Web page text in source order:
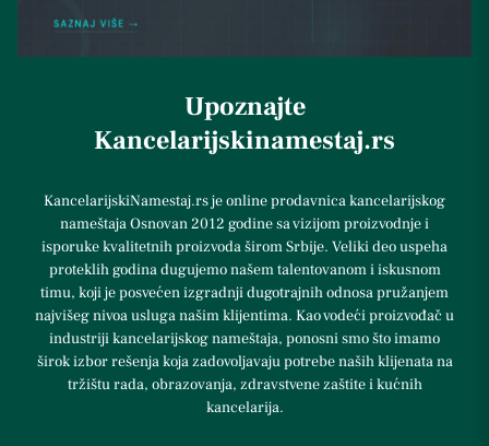
Upoznajte
Kancelarijskinamestaj.rs
KancelarijskiNamestaj.rs je online prodavnica kancelarijskog
nameštaja Osnovan 2012 godine sa vizijom proizvodnje i
isporuke kvalitetnih proizvoda širom Srbije. Veliki deo uspeha
proteklih godina dugujemo našem talentovanom i iskusnom
timu, koji je posvećen izgradnji dugotrajnih odnosa pružanjem
najvišeg nivoa usluga našim klijentima. Kao vodeći proizvođač u
industriji kancelarijskog nameštaja, ponosni smo što imamo
širok izbor rešenja koja zadovoljavaju potrebe naših klijenata na
tržištu rada, obrazovanja, zdravstvene zaštite i kućnih
kancelarija.